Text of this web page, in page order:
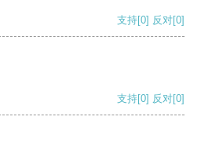
支持[0] 反对[0]
支持[0] 反对[0]